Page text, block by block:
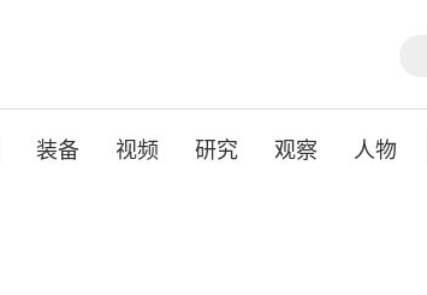
装备 视频 研究 观察 人物